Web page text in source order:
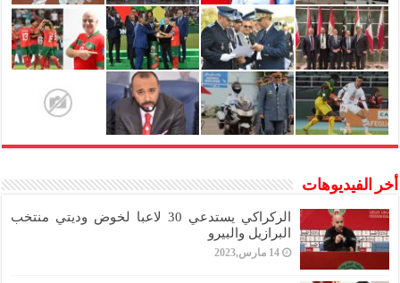
أخر الفيديوهات
الركراكي يستدعي 30 لاعبا لخوض وديتي منتخب
البرازيل والبيرو
14 مارس,2023